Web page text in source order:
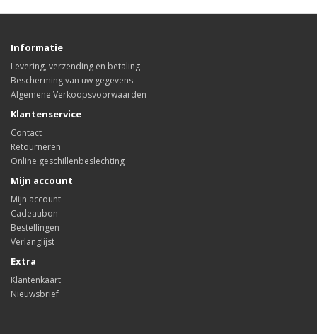
Informatie
Levering, verzending en betaling
Bescherming van uw gegevens
Algemene Verkoopsvoorwaarden
Klantenservice
Contact
Retourneren
Online geschillenbeslechting
Mijn account
Mijn account
Cadeaubon
Bestellingen
Verlanglijst
Extra
Klantenkaart
Nieuwsbrief